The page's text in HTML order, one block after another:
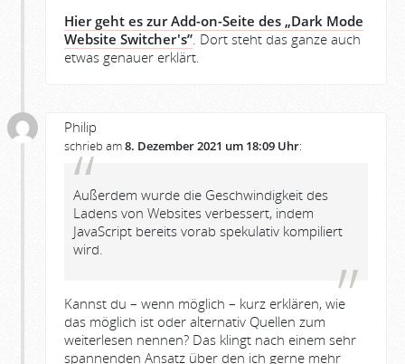
Hier geht es zur Add-on-Seite des „Dark Mode
Website Switcher's”. Dort steht das ganze auch
etwas genauer erklärt.
Philip
schrieb am8. Dezember 2021 um 18:09 Uhr:
Außerdem wurde die Geschwindigkeit des
Ladens von Websites verbessert, indem
JavaScript bereits vorab spekulativ kompiliert
wird.
Kannst du – wenn möglich – kurz erklären, wie
das möglich ist oder alternativ Quellen zum
weiterlesen nennen? Das klingt nach einem sehr
spannenden Ansatz über den ich gerne mehr